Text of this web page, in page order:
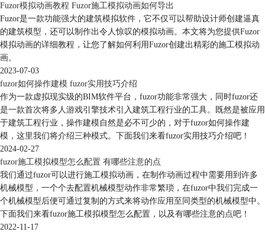
Fuzor模拟动画教程 Fuzor施工模拟动画如何导出
Fuzor是一款功能强大的建筑模拟软件，它不仅可以帮助设计师创建逼真
的建筑模型，还可以制作出令人惊叹的模拟动画。本文将为您提供Fuzor
模拟动画的详细教程，让您了解如何利用Fuzor创建出精彩的施工模拟动
画。
2023-07-03
fuzor如何操作建模 fuzor实用技巧介绍
作为一款虚拟现实级的BIM软件平台，fuzor功能非常强大，同时fuzor还
是一款首次将多人游戏引擎技术引入建筑工程行业的工具。既然是被应用
于建筑工程行业，操作建模自然是必不可少的，对于fuzor如何操作建
模，这里我们将介绍三种模式。下面我们来看fuzor实用技巧介绍吧！
2024-02-27
fuzor施工模拟模型怎么配置 有哪些注意的点
我们通过fuzor可以进行施工模拟动画，在制作动画过程中需要用到许多
机械模型，一个个去配置机械模型动作非常繁琐，在fuzor中我们完成一
个机械模型后便可通过复制的方式来将动作应用至同类型的机械模型中。
下面我们来看fuzor施工模拟模型怎么配置，以及有哪些注意的点吧！
2022-11-17